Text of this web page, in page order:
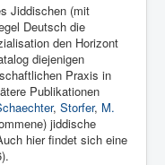
Jiddischen (mit
Deutsch die
den Horizont
diejenigen
Praxis in
Publikationen
, Storfer, M.
jiddische
hier findet sich eine